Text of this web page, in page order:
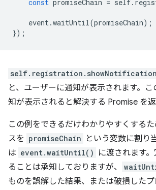
const promiseChain = self.
event.waitUntil(promiseChain);
});
と、ユーザーに通知が表示されます。
知が表示されると解決する Promise を返
この例をできるだけわかりやすくする
スを promiseChain
という変数に割り
は event.waitUntil()
に渡されます
ることは承知しておりますが、
ものを誤解した結果、または破損した